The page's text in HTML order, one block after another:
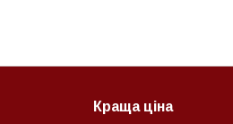
Краща ціна